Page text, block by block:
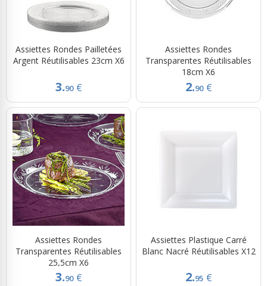
Assiettes Rondes Pailletées
Argent Réutilisables 23cm X6
3.90 €
Assiettes Rondes
Transparentes Réutilisables
18cm X6
2.90 €
Assiettes Rondes
Transparentes Réutilisables
25,5cm X6
3.90 €
Assiettes Plastique Carré
Blanc Nacré Réutilisables X12
2.95 €